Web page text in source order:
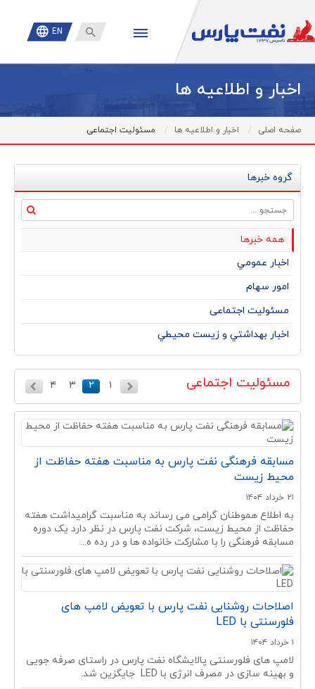
 EN
اخبار و اطلاعیه ها
صفحه اصلی اخبار و اطلاعیه ها مسئولیت اجتماعی
گروه خبرها
همه خبرها
اخبار عمومي
امور سهام
مسئولیت اجتماعی
اخبار بهداشتي و زيست محيطي
مسئولیت اجتماعی ۱ ۲ ۳ ۴
مسابقه فرهنگی نفت پارس به مناسبت هفته حفاظت از
محیط زیست
۲۱ خرداد ۱۴۰۴
به اطلاع هموطنان گرامی می رساند به مناسبت گرامیداشت هفته
حفاظت از محیط زیست، شرکت نفت پارس در نظر دارد یک دوره
مسابقه فرهنگی را با مشارکت خانواده ها و در رده ه...
اصلاحات روشنایی نفت پارس با تعویض لامپ های
فلورسنتی با LED
۱ خرداد ۱۴۰۴
لامپ های فلورسنتی پالایشگاه نفت پارس در راستای صرفه جویی
و بهینه سازی در مصرف انرژی با LED جایگزین شد.